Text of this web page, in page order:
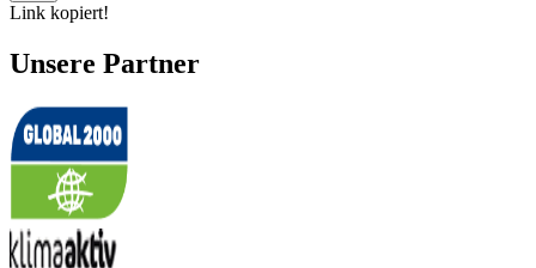
Link kopiert!
Unsere Partner